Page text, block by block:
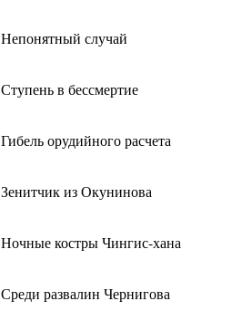
Непонятный случай
Ступень в бессмертие
Гибель орудийного расчета
Зенитчик из Окунинова
Ночные костры Чингис-хана
Среди развалин Чернигова